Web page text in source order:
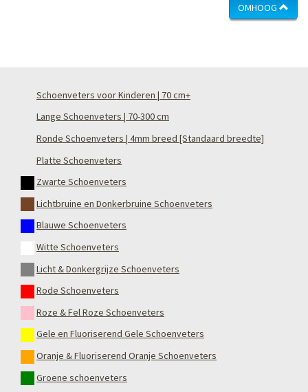
OMHOOG
Schoenveters voor Kinderen | 70 cm+
Lange Schoenveters | 70-300 cm
Ronde Schoenveters | 4mm breed [Standaard breedte]
Platte Schoenveters
Zwarte Schoenveters
Lichtbruine en Donkerbruine Schoenveters
Blauwe Schoenveters
Witte Schoenveters
Licht & Donkergrijze Schoenveters
Rode Schoenveters
Roze & Fel Roze Schoenveters
Gele en Fluoriserend Gele Schoenveters
Oranje & Fluoriserend Oranje Schoenveters
Groene schoenveters